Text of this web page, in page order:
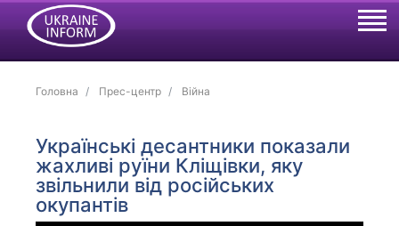
Головна Прес-центр Війна
Українські десантники показали
жахливі руїни Кліщівки, яку
звільнили від російських
окупантів